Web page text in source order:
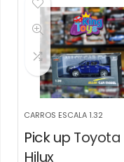
CARROS ESCALA 1.32
Pick up Toyota
Hilux